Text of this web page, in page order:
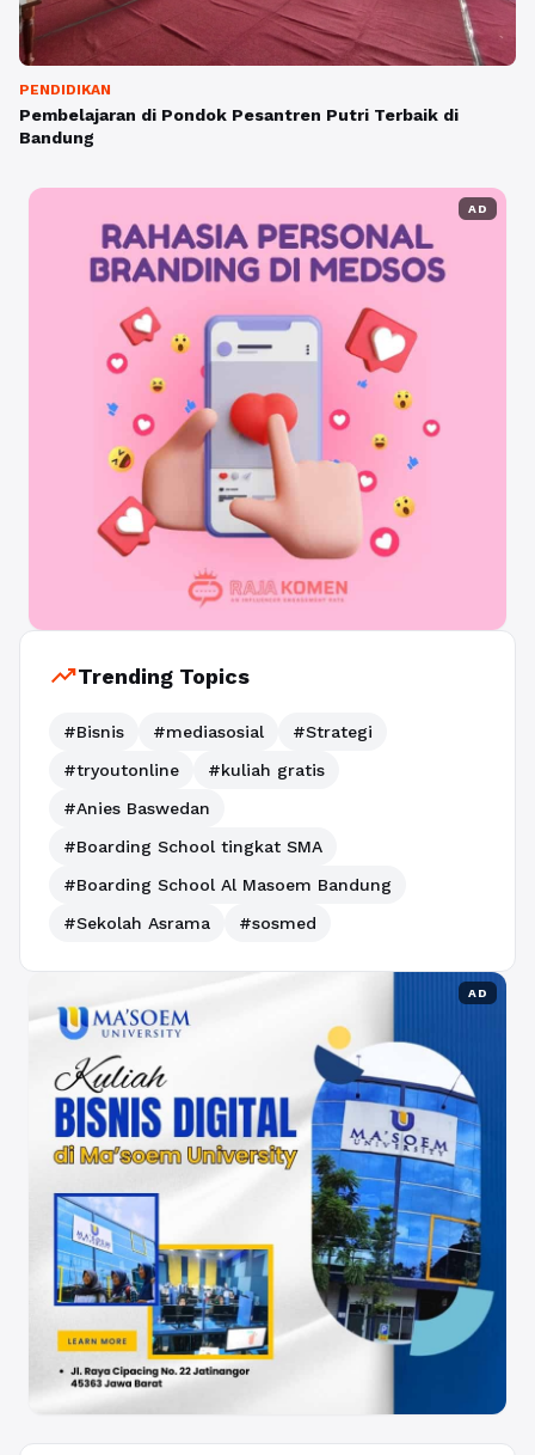
PENDIDIKAN
Pembelajaran di Pondok Pesantren Putri Terbaik di
Bandung
AD
trending_upTrending Topics
#Bisnis #mediasosial
#Strategi
#tryoutonline
#kuliah gratis
#Anies Baswedan
#Boarding School tingkat SMA
#Boarding School Al Masoem Bandung
#Sekolah Asrama
#sosmed
AD